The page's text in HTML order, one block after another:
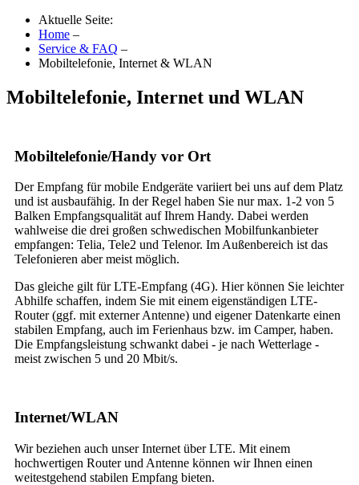
Aktuelle Seite:
Home –
Service & FAQ –
Mobiltelefonie, Internet & WLAN
Mobiltelefonie, Internet und WLAN
Mobiltelefonie/Handy vor Ort
Der Empfang für mobile Endgeräte variiert bei uns auf dem Platz
und ist ausbaufähig. In der Regel haben Sie nur max. 1-2 von 5
Balken Empfangsqualität auf Ihrem Handy. Dabei werden
wahlweise die drei großen schwedischen Mobilfunkanbieter
empfangen: Telia, Tele2 und Telenor. Im Außenbereich ist das
Telefonieren aber meist möglich.
Das gleiche gilt für LTE-Empfang (4G). Hier können Sie leichter
Abhilfe schaffen, indem Sie mit einem eigenständigen LTE-
Router (ggf. mit externer Antenne) und eigener Datenkarte einen
stabilen Empfang, auch im Ferienhaus bzw. im Camper, haben.
Die Empfangsleistung schwankt dabei - je nach Wetterlage -
meist zwischen 5 und 20 Mbit/s.
Internet/WLAN
Wir beziehen auch unser Internet über LTE. Mit einem
hochwertigen Router und Antenne können wir Ihnen einen
weitestgehend stabilen Empfang bieten.